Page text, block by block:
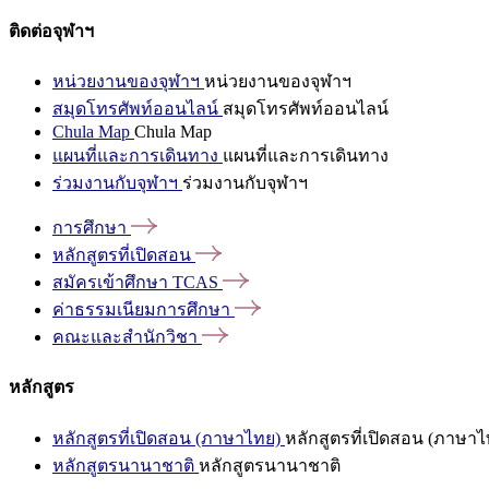
ติดต่อจุฬาฯ
หน่วยงานของจุฬาฯ หน่วยงานของจุฬาฯ
สมุดโทรศัพท์ออนไลน์ สมุดโทรศัพท์ออนไลน์
Chula Map Chula Map
แผนที่และการเดินทาง แผนที่และการเดินทาง
ร่วมงานกับจุฬาฯ ร่วมงานกับจุฬาฯ
การศึกษา
หลักสูตรที่เปิดสอน
สมัครเข้าศึกษา TCAS
ค่าธรรมเนียมการศึกษา
คณะและสำนักวิชา
หลักสูตร
หลักสูตรที่เปิดสอน (ภาษาไทย) หลักสูตรที่เปิดสอน (ภาษาไ
หลักสูตรนานาชาติ หลักสูตรนานาชาติ